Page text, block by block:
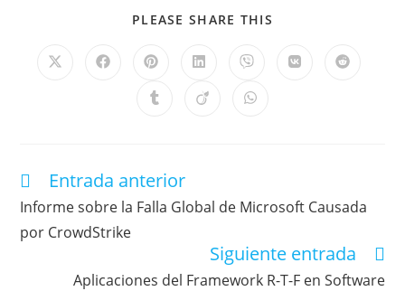
PLEASE SHARE THIS
Entrada anterior
Informe sobre la Falla Global de Microsoft Causada
por CrowdStrike
Siguiente entrada
Aplicaciones del Framework R-T-F en Software